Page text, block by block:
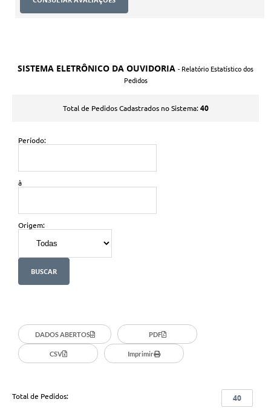
SISTEMA ELETRÔNICO DA OUVIDORIA - Relatório Estatístico dos
Pedidos
Total de Pedidos Cadastrados no Sistema: 40
Período:
à
Origem:
DADOS ABERTOS PDF
CSV Imprimir
Total de Pedidos: 40